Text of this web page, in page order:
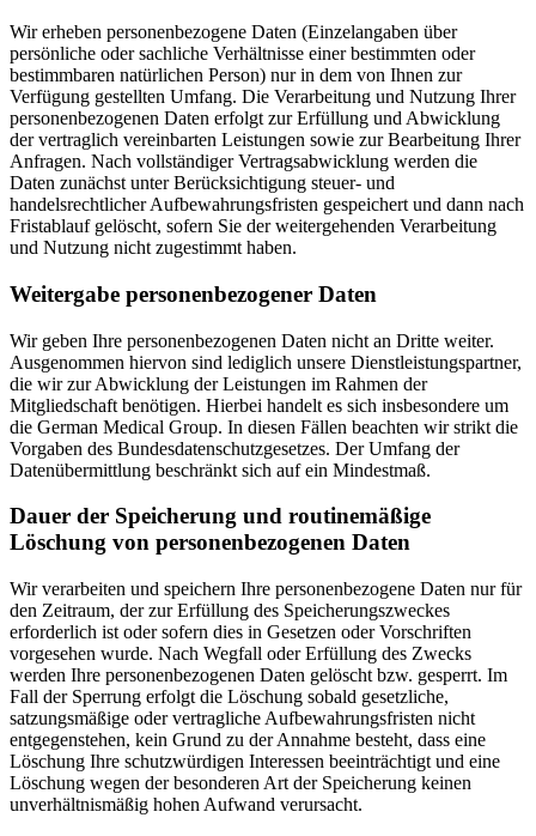
Wir erheben personenbezogene Daten (Einzelangaben über
persönliche oder sachliche Verhältnisse einer bestimmten oder
bestimmbaren natürlichen Person) nur in dem von Ihnen zur
Verfügung gestellten Umfang. Die Verarbeitung und Nutzung Ihrer
personenbezogenen Daten erfolgt zur Erfüllung und Abwicklung
der vertraglich vereinbarten Leistungen sowie zur Bearbeitung Ihrer
Anfragen. Nach vollständiger Vertragsabwicklung werden die
Daten zunächst unter Berücksichtigung steuer- und
handelsrechtlicher Aufbewahrungsfristen gespeichert und dann nach
Fristablauf gelöscht, sofern Sie der weitergehenden Verarbeitung
und Nutzung nicht zugestimmt haben.
Weitergabe personenbezogener Daten
Wir geben Ihre personenbezogenen Daten nicht an Dritte weiter.
Ausgenommen hiervon sind lediglich unsere Dienstleistungspartner,
die wir zur Abwicklung der Leistungen im Rahmen der
Mitgliedschaft benötigen. Hierbei handelt es sich insbesondere um
die German Medical Group. In diesen Fällen beachten wir strikt die
Vorgaben des Bundesdatenschutzgesetzes. Der Umfang der
Datenübermittlung beschränkt sich auf ein Mindestmaß.
Dauer der Speicherung und routinemäßige
Löschung von personenbezogenen Daten
Wir verarbeiten und speichern Ihre personenbezogene Daten nur für
den Zeitraum, der zur Erfüllung des Speicherungszweckes
erforderlich ist oder sofern dies in Gesetzen oder Vorschriften
vorgesehen wurde. Nach Wegfall oder Erfüllung des Zwecks
werden Ihre personenbezogenen Daten gelöscht bzw. gesperrt. Im
Fall der Sperrung erfolgt die Löschung sobald gesetzliche,
satzungsmäßige oder vertragliche Aufbewahrungsfristen nicht
entgegenstehen, kein Grund zu der Annahme besteht, dass eine
Löschung Ihre schutzwürdigen Interessen beeinträchtigt und eine
Löschung wegen der besonderen Art der Speicherung keinen
unverhältnismäßig hohen Aufwand verursacht.